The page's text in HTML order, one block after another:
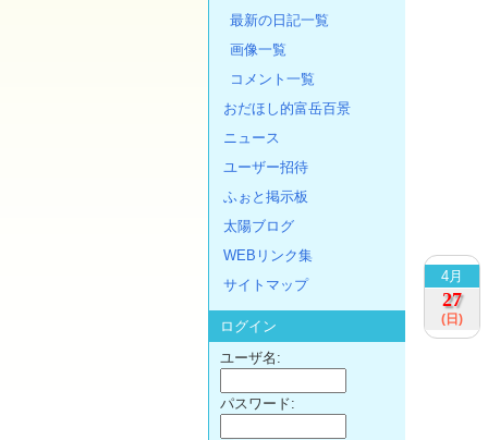
4月
27
(日)
最新の日記一覧
画像一覧
コメント一覧
おだほし的富岳百景
ニュース
ユーザー招待
ふぉと掲示板
太陽ブログ
WEBリンク集
サイトマップ
ログイン
ユーザ名:
パスワード: